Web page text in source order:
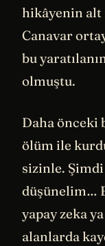
hikâyenin alt
Canavar
bu
olmuştu.
Daha önceki
ölüm ile
sizinle.
düşünelim…
yapay zeka
alanlarda